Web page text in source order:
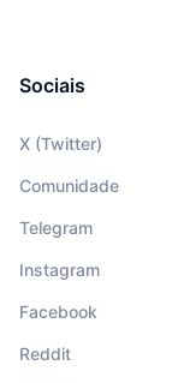
Sociais
X (Twitter)
Comunidade
Telegram
Instagram
Facebook
Reddit